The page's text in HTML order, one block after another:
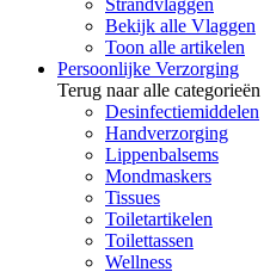
Strandvlaggen
Bekijk alle Vlaggen
Toon alle artikelen
Persoonlijke Verzorging
Terug naar alle categorieën
Desinfectiemiddelen
Handverzorging
Lippenbalsems
Mondmaskers
Tissues
Toiletartikelen
Toilettassen
Wellness